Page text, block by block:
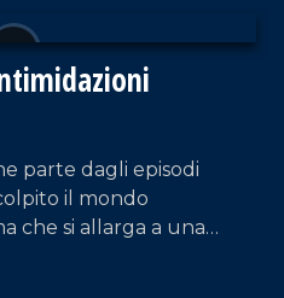
parte dagli episodi
il mondo
che si allarga a una
isolamento sociale